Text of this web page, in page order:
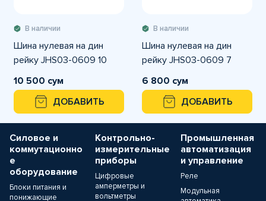
В наличии
Шина нулевая на дин
рейку JHS03-0609 10
10 500 сум
ДОБАВИТЬ
В наличии
Шина нулевая на дин
рейку JHS03-0609 7
6 800 сум
ДОБАВИТЬ
Силовое и
коммутационно
е
оборудование
Блоки питания и
понижающие
Контрольно-
измерительные
приборы
Цифровые
амперметры и
вольтметры
Промышленная
автоматизация
и управление
Реле
Модульная